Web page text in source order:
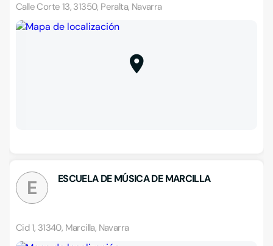
Calle Corte 13, 31350, Peralta, Navarra
E ESCUELA DE MÚSICA DE MARCILLA
Cid 1, 31340, Marcilla, Navarra